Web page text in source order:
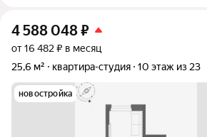
4 588 048₽
от 16 482 ₽ в месяц
25,6 м²
квартира-студия 10 этаж из 23
новостройка